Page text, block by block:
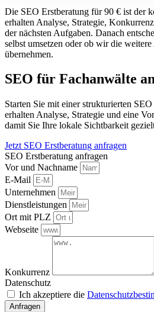
Die SEO Erstberatung für 90 € ist der
erhalten Analyse, Strategie,
der nächsten Aufgaben. Danach
selbst umsetzen oder ob wir die
übernehmen.
SEO für Fachanwälte
Starten Sie mit einer strukturierten
erhalten Analyse, Strategie und eine
damit Sie Ihre lokale Sichtbarkeit
Jetzt SEO Erstberatung anfragen
SEO Erstberatung anfragen
Vor und Nachname
E-Mail
Unternehmen
Dienstleistungen
Ort mit PLZ
Webseite
Konkurrenz
Datenschutz
Ich akzeptiere die
Anfragen